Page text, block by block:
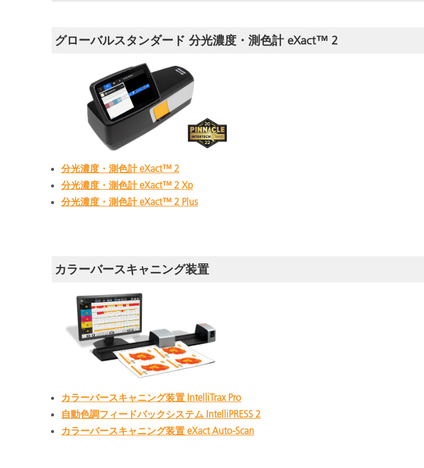
グローバルスタンダード 分光濃度・測色計 eXact™ 2
分光濃度・測色計 eXact™ 2
分光濃度・測色計 eXact™ 2 Xp
分光濃度・測色計 eXact™ 2 Plus
カラーバースキャニング装置
カラーバースキャニング装置 IntelliTrax Pro
自動色調フィードバックシステム IntelliPRESS 2
カラーバースキャニング装置 eXact Auto-Scan